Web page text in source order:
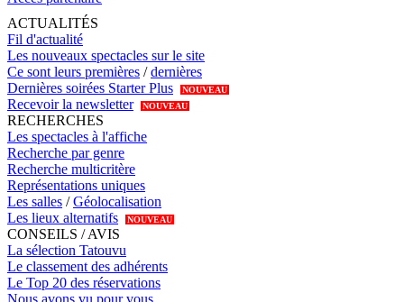
ACTUALITÉS
Fil d'actualité
Les nouveaux spectacles sur le site
Ce sont leurs premières /dernières
Dernières soirées Starter Plus
NOUVEAU
Recevoir la newsletter NOUVEAU
RECHERCHES
Les spectacles à l'affiche
Recherche par genre
Recherche multicritère
Représentations uniques
Les salles /Géolocalisation
Les lieux alternatifs
NOUVEAU
CONSEILS / AVIS
La sélection Tatouvu
Le classement des adhérents
Le Top 20 des réservations